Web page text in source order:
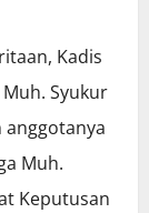
Kadis
Syukur
anggotanya
Muh.
Keputusan